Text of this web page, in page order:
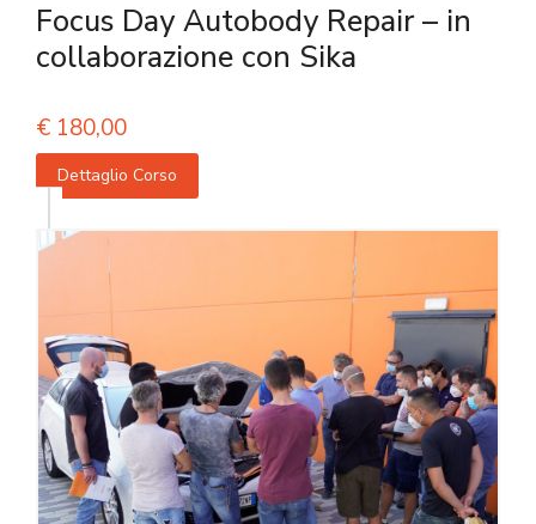
Focus Day Autobody Repair – in
collaborazione con Sika
€ 180,00
Dettaglio Corso